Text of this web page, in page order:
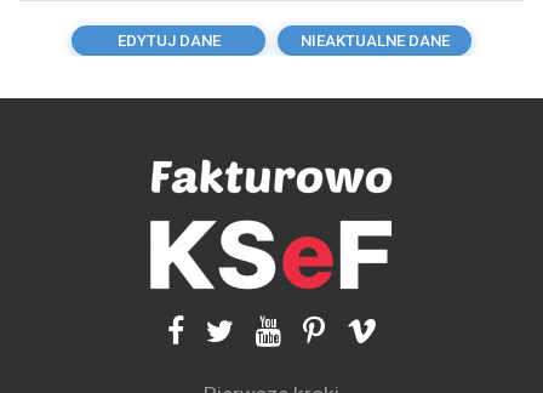
EDYTUJ DANE NIEAKTUALNE DANE